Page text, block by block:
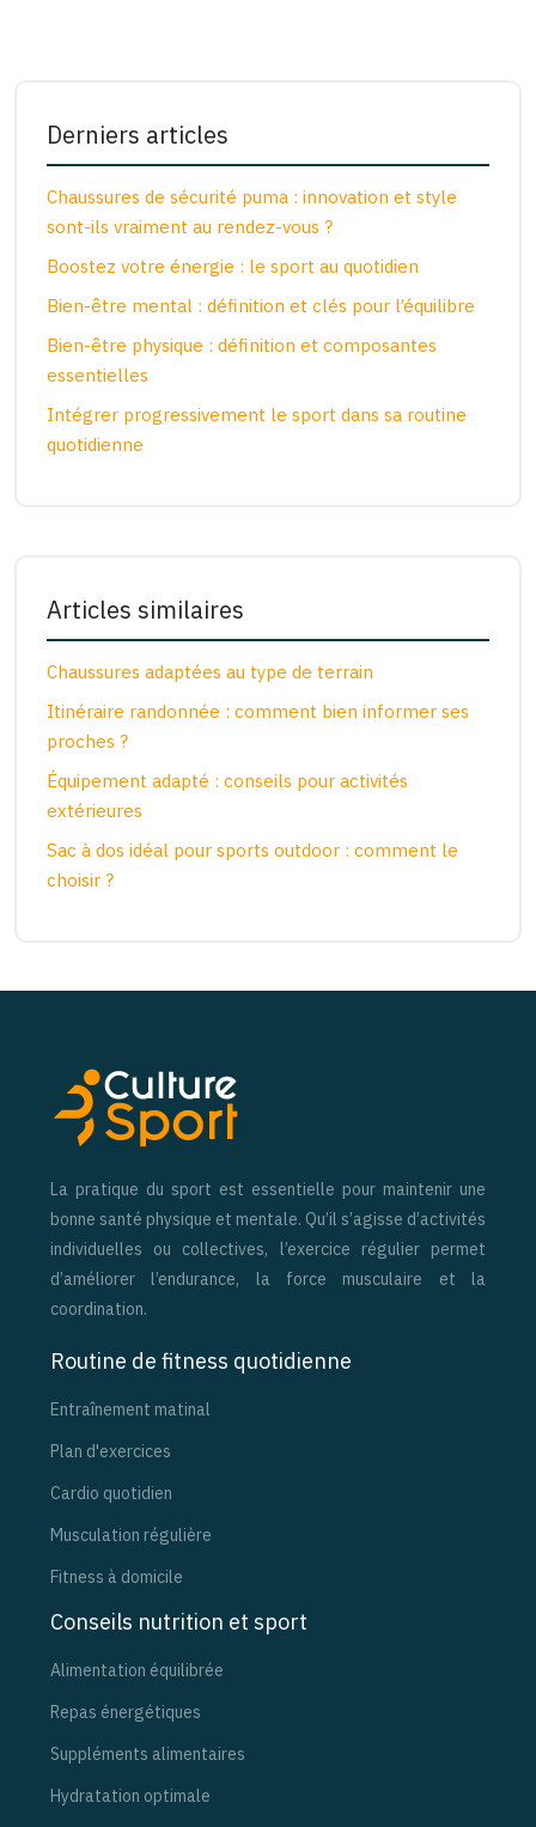
Derniers articles
Chaussures de sécurité puma : innovation et style
sont-ils vraiment au rendez-vous ?
Boostez votre énergie : le sport au quotidien
Bien-être mental : définition et clés pour l’équilibre
Bien-être physique : définition et composantes
essentielles
Intégrer progressivement le sport dans sa routine
quotidienne
Articles similaires
Chaussures adaptées au type de terrain
Itinéraire randonnée : comment bien informer ses
proches ?
Équipement adapté : conseils pour activités
extérieures
Sac à dos idéal pour sports outdoor : comment le
choisir ?
La pratique du sport est essentielle pour maintenir une
bonne santé physique et mentale. Qu’il s’agisse d’activités
individuelles ou collectives, l’exercice régulier permet
d’améliorer l’endurance, la force musculaire et la
coordination.
Routine de fitness quotidienne
Entraînement matinal
Plan d'exercices
Cardio quotidien
Musculation régulière
Fitness à domicile
Conseils nutrition et sport
Alimentation équilibrée
Repas énergétiques
Suppléments alimentaires
Hydratation optimale